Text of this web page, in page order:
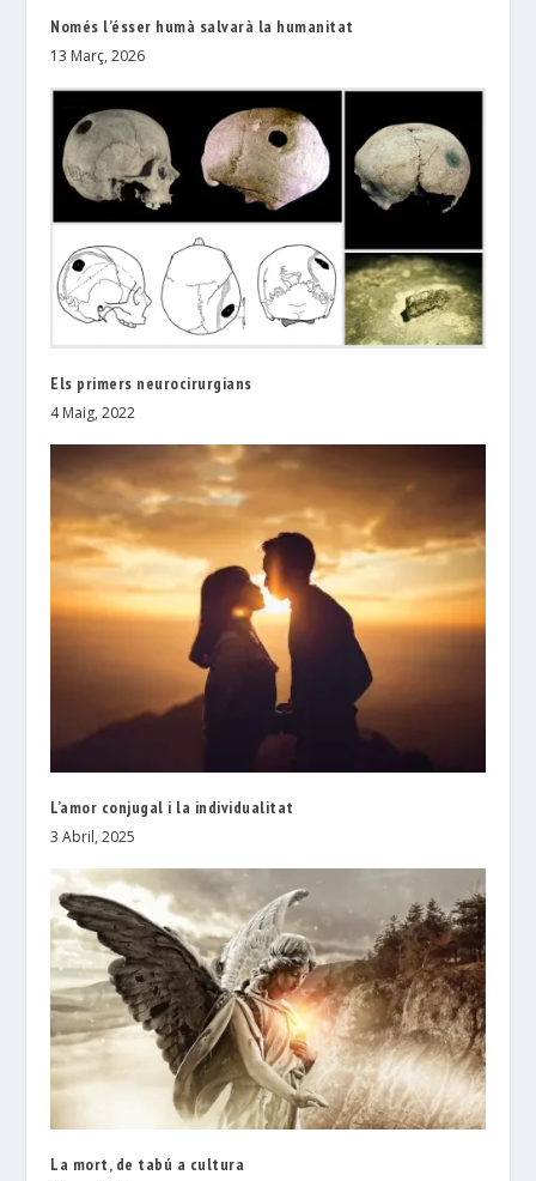
Només l’ésser humà salvarà la humanitat
13 Març, 2026
Els primers neurocirurgians
4 Maig, 2022
L’amor conjugal i la individualitat
3 Abril, 2025
La mort, de tabú a cultura